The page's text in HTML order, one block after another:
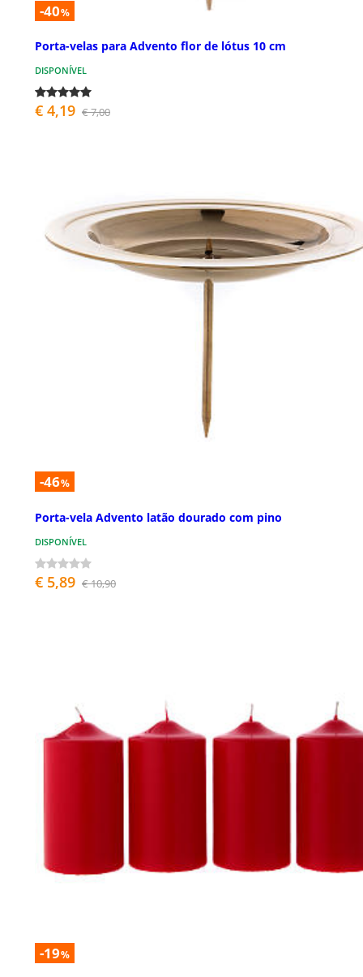
-40%
Porta-velas para Advento flor de lótus 10 cm
DISPONÍVEL
€ 4,19 € 7,00
-46%
Porta-vela Advento latão dourado com pino
DISPONÍVEL
€ 5,89 € 10,90
-19%